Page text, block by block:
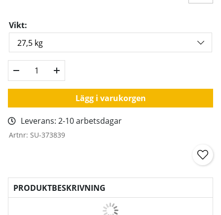
Vikt:
Lägg i varukorgen
Leverans: 2-10 arbetsdagar
Artnr: SU-373839
PRODUKTBESKRIVNING